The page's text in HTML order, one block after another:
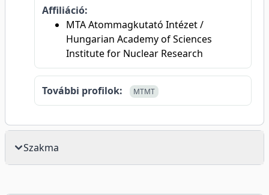
Affiliáció:
MTA Atommagkutató Intézet /
Hungarian Academy of Sciences
Institute for Nuclear Research
További profilok: MTMT
Szakma